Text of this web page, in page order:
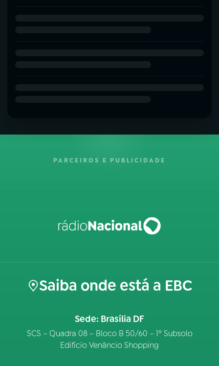
PARCEIROS E PUBLICIDADE
Saiba onde está a EBC
Sede: Brasília DF
SCS – Quadra 08 – Bloco B 50/60 – 1º Subsolo
Edifício Venâncio Shopping